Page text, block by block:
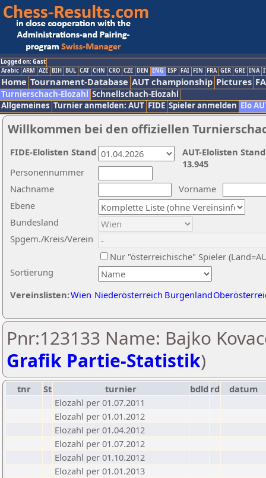
Logged on: Gast
Arabic ARM AZE BIH BUL CAT CHN CRO CZE DEN ENG ESP FAI FIN FRA GER GRE INA
Home Tournament-Database AUT championship Pictures
Turnierschach-Elozahl Schnellschach-Elozahl
Allgemeines Turnier anmelden: AUT FIDE Spieler anmelden Elo
Willkommen bei den offiziellen
Nachname
Vorname
Ebene
Sortierung
Personennummer
Bundesland
Spgem./Kreis/Verein
Nur "österreichische" Spieler
Vereinslisten:Wien Niederösterreich Burgenland
AUT-Elolisten
13.945
FIDE-Elolisten Stand
Pnr:123133 Name: Bajko
Grafik Partie-Statistik)
tnr St turnier bdld rd
datum
Elozahl per 01.07.2011
Elozahl per 01.01.2012
Elozahl per 01.04.2012
Elozahl per 01.07.2012
Elozahl per 01.10.2012
Elozahl per 01.01.2013